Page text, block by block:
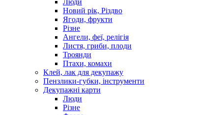
Новий рік, Різдво
Ягоди, фрукти
Різне
Ангели, феї, релігія
Листя, гриби, плоди
Троянди
Птахи, комахи
Клей, лак для декупажу
Пензлики-губки, інструменти
Декупажні карти
Люди
Різне